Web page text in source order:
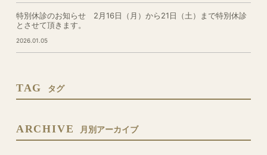
特別休診のお知らせ 2月16日（月）から21日（土）まで特別休診
とさせて頂きます。
2026.01.05
TAG タグ
ARCHIVE 月別アーカイブ